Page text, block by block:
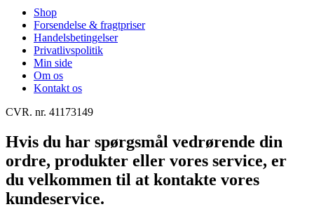
Shop
Forsendelse & fragtpriser
Handelsbetingelser
Privatlivspolitik
Min side
Om os
Kontakt os
CVR. nr. 41173149
Hvis du har spørgsmål vedrørende din
ordre, produkter eller vores service, er
du velkommen til at kontakte vores
kundeservice.